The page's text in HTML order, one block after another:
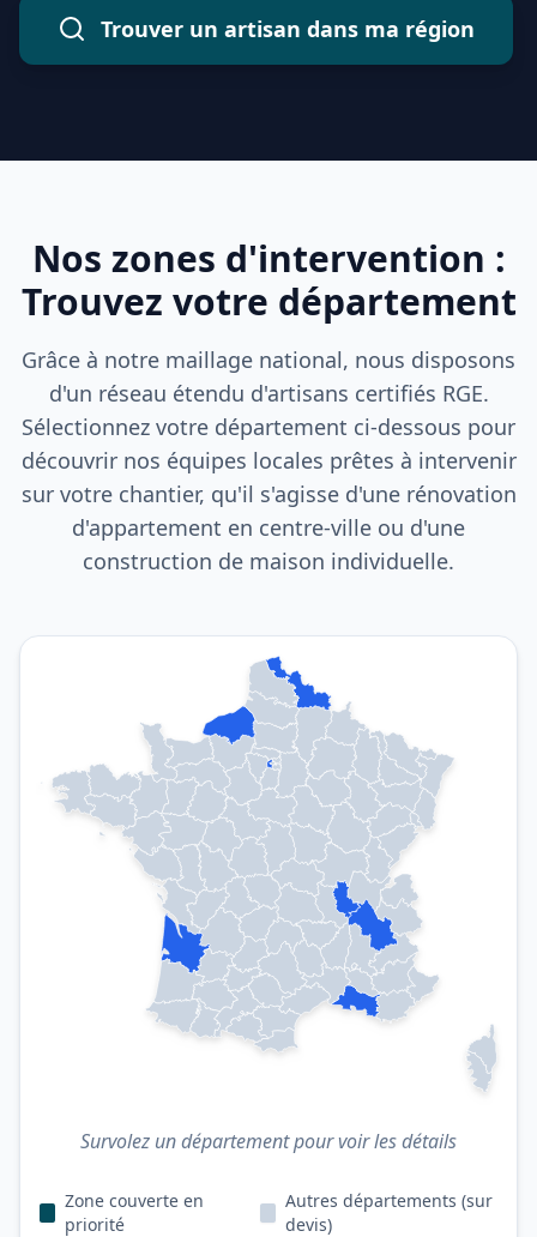
Trouver un artisan dans ma région
Nos zones d'intervention :
Trouvez votre département
Grâce à notre maillage national, nous disposons
d'un réseau étendu d'artisans certifiés RGE.
Sélectionnez votre département ci-dessous pour
découvrir nos équipes locales prêtes à intervenir
sur votre chantier, qu'il s'agisse d'une rénovation
d'appartement en centre-ville ou d'une
construction de maison individuelle.
Survolez un département pour voir les détails
Zone couverte en
priorité
Autres départements (sur
devis)